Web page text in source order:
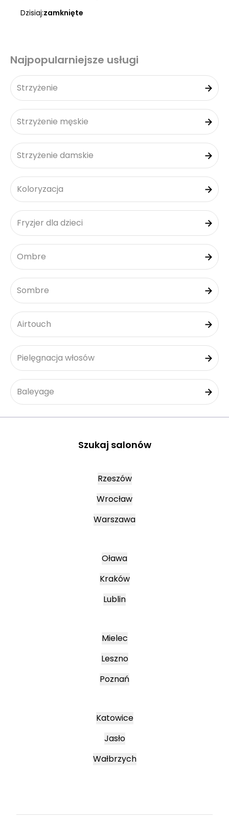
Dzisiaj:zamknięte
Najpopularniejsze usługi
Strzyżenie
Strzyżenie męskie
Strzyżenie damskie
Koloryzacja
Fryzjer dla dzieci
Ombre
Sombre
Airtouch
Pielęgnacja włosów
Baleyage
Szukaj salonów
Rzeszów
Wrocław
Warszawa
Oława
Kraków
Lublin
Mielec
Leszno
Poznań
Katowice
Jasło
Wałbrzych